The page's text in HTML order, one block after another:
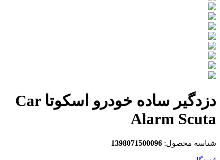
دزدگیر ساده خودرو اسکوتا Car
Alarm
1398071500096